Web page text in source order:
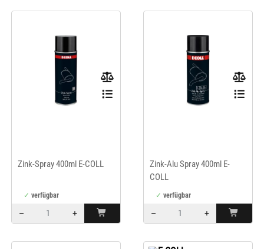
Zink-Spray 400ml E-COLL
verfügbar
–
+
Zink-Alu Spray 400ml E-
COLL
verfügbar
–
+